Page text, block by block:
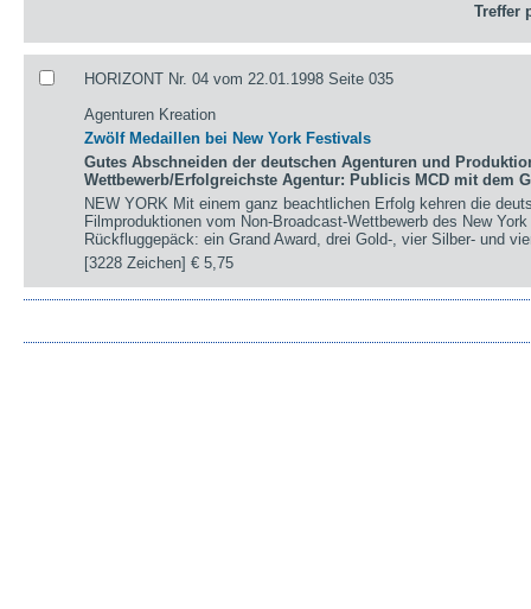
Treffer
HORIZONT Nr. 04 vom 22.01.1998 Seite 035
Agenturen Kreation
Zwölf Medaillen bei New York Festivals
Gutes Abschneiden der deutschen Agenturen und
Wettbewerb/Erfolgreichste Agentur: Publicis MCD mit dem
NEW YORK Mit einem ganz beachtlichen Erfolg kehren die
Filmproduktionen vom Non-Broadcast-Wettbewerb des New
Rückfluggepäck: ein Grand Award, drei Gold-, vier Silber- und
[3228 Zeichen]€ 5,75